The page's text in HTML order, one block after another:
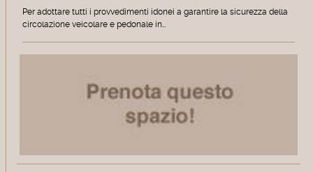
Per adottare tutti i provvedimenti idonei a garantire la sicurezza della
circolazione veicolare e pedonale in…